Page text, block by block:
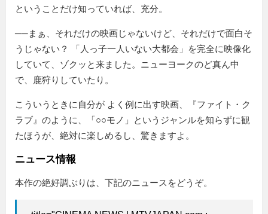
ということだけ知っていれば、充分。
──まぁ、それだけの映画じゃないけど、それだけで面白そ
うじゃない？ 「人っ子一人いない大都会」を完全に映像化
していて、ゾクッと来ました。ニューヨークのど真ん中
で、鹿狩りしていたり。
こういうときに自分が よく例に出す映画、『ファイト・ク
ラブ』のように、「○○モノ」というジャンルを知らずに観
たほうが、絶対に楽しめるし、驚きますよ。
ニュース情報
本作の絶好調ぶりは、下記のニュースをどうぞ。